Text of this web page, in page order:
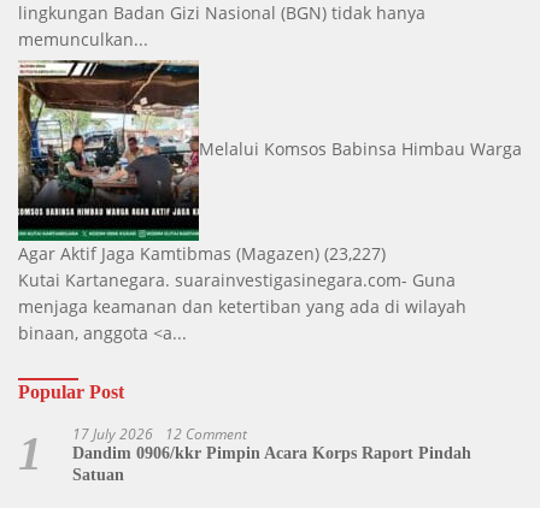
lingkungan Badan Gizi Nasional (BGN) tidak hanya
memunculkan...
Melalui Komsos Babinsa Himbau Warga
Agar Aktif Jaga Kamtibmas (Magazen) (23,227)
Kutai Kartanegara. suarainvestigasinegara.com- Guna
menjaga keamanan dan ketertiban yang ada di wilayah
binaan, anggota <a...
Popular Post
1 17 July 2026 12 Comment
Dandim 0906/kkr Pimpin Acara Korps Raport Pindah
Satuan